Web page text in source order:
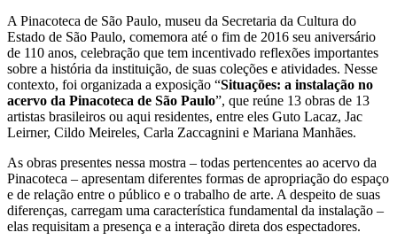
A Pinacoteca de São Paulo, museu da Secretaria da Cultura do
Estado de São Paulo, comemora até o fim de 2016 seu aniversário
de 110 anos, celebração que tem incentivado reflexões importantes
sobre a história da instituição, de suas coleções e atividades. Nesse
contexto, foi organizada a exposição “Situações: a instalação no
acervo da Pinacoteca de São Paulo”, que reúne 13 obras de 13
artistas brasileiros ou aqui residentes, entre eles Guto Lacaz, Jac
Leirner, Cildo Meireles, Carla Zaccagnini e Mariana Manhães.
As obras presentes nessa mostra – todas pertencentes ao acervo da
Pinacoteca – apresentam diferentes formas de apropriação do espaço
e de relação entre o público e o trabalho de arte. A despeito de suas
diferenças, carregam uma característica fundamental da instalação –
elas requisitam a presença e a interação direta dos espectadores.